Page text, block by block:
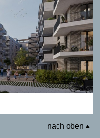
nach oben